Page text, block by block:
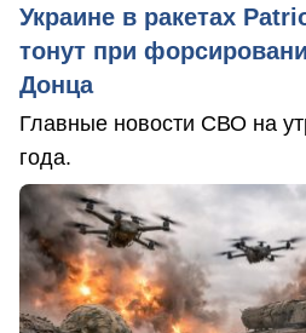
Украине в ракетах
тонут при
Донца
Главные новости СВО на
года.